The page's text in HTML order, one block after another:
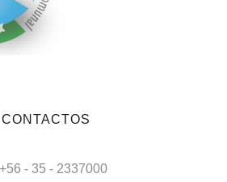
CONTACTOS
+56 - 35 - 2337000